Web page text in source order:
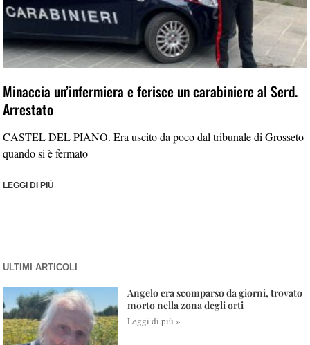
Minaccia un’infermiera e ferisce un carabiniere al Serd.
Arrestato
CASTEL DEL PIANO. Era uscito da poco dal tribunale di Grosseto
quando si è fermato
LEGGI DI PIÙ
ULTIMI ARTICOLI
Angelo era scomparso da giorni, trovato
morto nella zona degli orti
Leggi di più »